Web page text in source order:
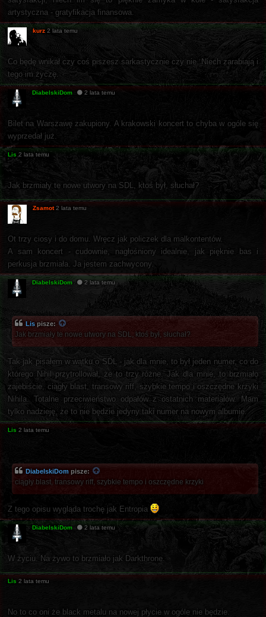
artystyczna - gratyfikacja finansowa.
kurz 2 lata temu
Co będę wnikał czy coś piszesz sarkastycznie czy nie. Niech zarabiają i
tego im życzę.
DiabelskiDom 2 lata temu
Bilet na Warszawę zakupiony. A krakowski koncert to chyba w ogóle się
wyprzedał już.
Lis 2 lata temu
Jak brzmiały te nowe utwory na SDL, ktoś był, słuchał?
Zsamot 2 lata temu
Ot trzy ciosy i do domu. Wręcz jak policzek dla malkontentów.
A sam koncert - cudownie, nagłośniony idealnie, jak pięknie bas i
perkusja brzmiała. Ja jestem zachwycony.
DiabelskiDom 2 lata temu
Lispisze:
Jak brzmiały te nowe utwory na SDL, ktoś był, słuchał?
Tak jak pisałem w wątku o SDL - jak dla mnie, to był jeden numer, co do
którego Nihil przytrollował, że to trzy różne. Jak dla mnie, to brzmiało
zajebiście, ciągły blast, transowy riff, szybkie tempo i oszczędne krzyki
Nihila. Totalne przeciwieństwo odpałów z ostatnich materiałów. Mam
tylko nadzieję, że to nie będzie jedyny taki numer na nowym albumie.
Lis 2 lata temu
DiabelskiDom pisze:
ciągły blast, transowy riff, szybkie tempo i oszczędne krzyki
Z tego opisu wygląda trochę jak Entropia
DiabelskiDom 2 lata temu
W życiu. Na żywo to brzmiało jak Darkthrone.
Lis 2 lata temu
No to co oni że black metalu na nowej płycie w ogóle nie będzie.